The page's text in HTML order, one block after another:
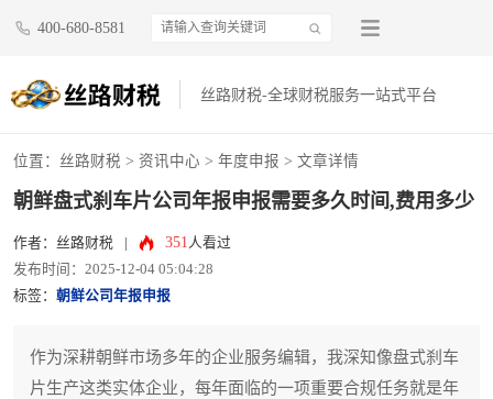
400-680-8581
丝路财税-全球财税服务一站式平台
位置： 丝路财税 > 资讯中心 > 年度申报 > 文章详情
朝鲜盘式刹车片公司年报申报需要多久时间,费用多少
作者：丝路财税 351人看过
发布时间：2025-12-04 05:04:28
标签： 朝鲜公司年报申报
作为深耕朝鲜市场多年的企业服务编辑，我深知像盘式刹车
片生产这类实体企业，每年面临的一项重要合规任务就是年